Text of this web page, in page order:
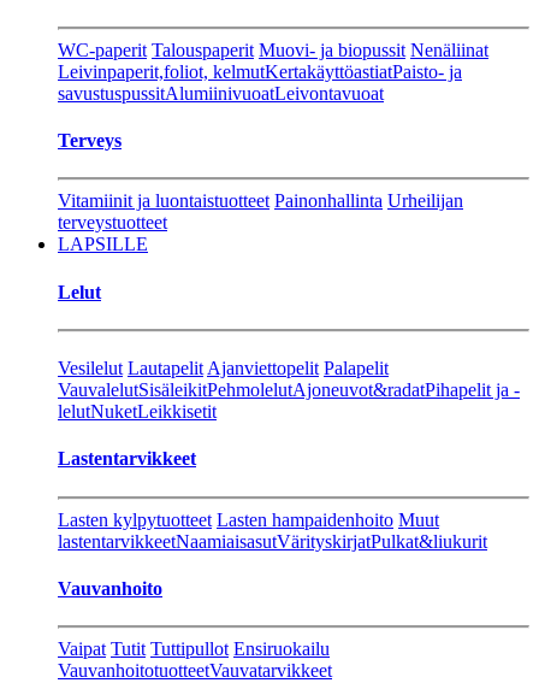
WC-paperit Talouspaperit Muovi- ja biopussit Nenäliinat
Leivinpaperit,foliot, kelmutKertakäyttöastiatPaisto- ja
savustuspussitAlumiinivuoatLeivontavuoat
Terveys
Vitamiinit ja luontaistuotteet Painonhallinta Urheilijan
terveystuotteet
LAPSILLE
Lelut
Vesilelut Lautapelit Ajanviettopelit Palapelit
VauvalelutSisäleikitPehmolelutAjoneuvot&radatPihapelit ja -
lelutNuketLeikkisetit
Lastentarvikkeet
Lasten kylpytuotteet Lasten hampaidenhoito Muut
lastentarvikkeetNaamiaisasutVärityskirjatPulkat&liukurit
Vauvanhoito
Vaipat Tutit Tuttipullot Ensiruokailu
VauvanhoitotuotteetVauvatarvikkeet